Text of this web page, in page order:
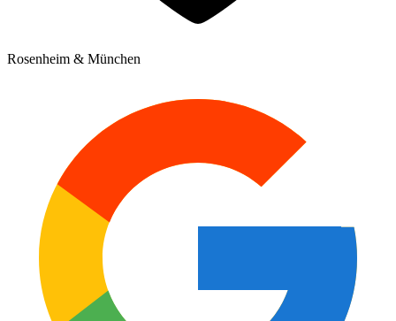
Rosenheim & München